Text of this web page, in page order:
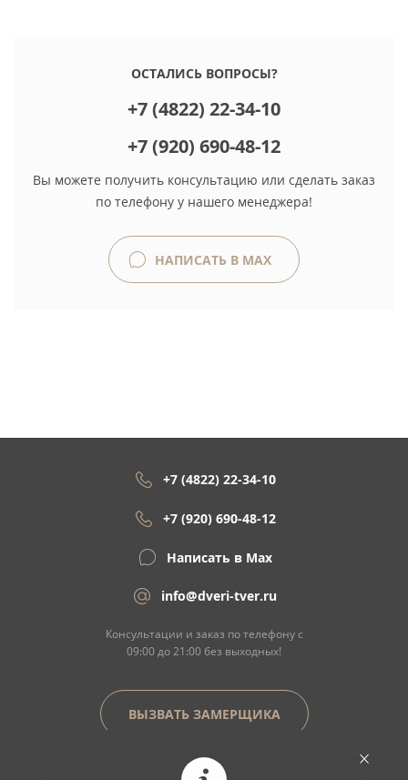
ОСТАЛИСЬ ВОПРОСЫ?
+7 (4822) 22-34-10
+7 (920) 690-48-12
Вы можете получить консультацию или сделать заказ
по телефону у нашего менеджера!
НАПИСАТЬ В MAX
+7 (4822) 22-34-10
+7 (920) 690-48-12
Написать в Max
info@dveri-tver.ru
Консультации и заказ по телефону с
09:00 до 21:00 без выходных!
ВЫЗВАТЬ ЗАМЕРЩИКА